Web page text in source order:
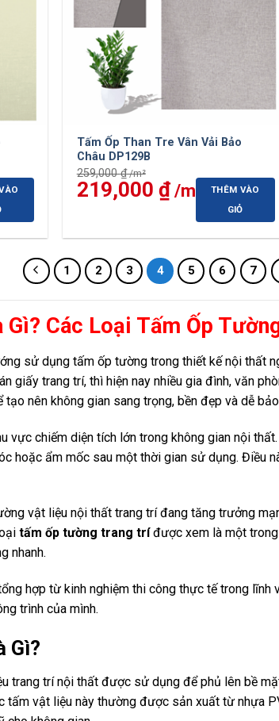
Tấm Ốp Than Tre Vân Vải Bảo
Châu DP129B
259,000₫
Giá
gốc
219,000 ₫
Giá
hiện
THÊM VÀO
GIỎ
1 2 3 4 5 6 7
Các Loại Tấm Ốp
sử dụng tấm ốp tường trong thiết kế nội thất
giấy trang trí, thì hiện nay nhiều gia đình, văn
nên không gian sang trọng, bền đẹp và dễ
vực chiếm diện tích lớn trong không gian nội
hoặc ẩm mốc sau một thời gian sử dụng. Điều
vật liệu nội thất trang trí đang tăng trưởng
tấm ốp tường trang tríđược xem là một
nhanh.
hợp từ kinh nghiệm thi công thực tế trong lĩnh
trình của mình.
Gì?
trang trí nội thất được sử dụng để phủ lên bề
tấm vật liệu này thường được sản xuất từ nhựa